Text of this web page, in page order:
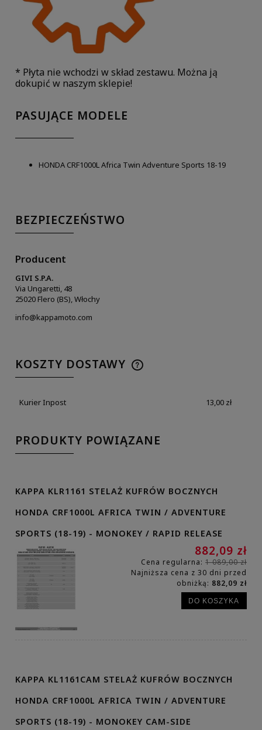
* Płyta nie wchodzi w skład zestawu. Można ją
dokupić w naszym sklepie!
PASUJĄCE MODELE
HONDA CRF1000L Africa Twin Adventure Sports 18-19
BEZPIECZEŃSTWO
Producent
GIVI S.P.A.
Via Ungaretti, 48
25020 Flero (BS), Włochy
info@kappamoto.com
KOSZTY DOSTAWY
Kurier Inpost 13,00 zł
PRODUKTY POWIĄZANE
KAPPA KLR1161 STELAŻ KUFRÓW BOCZNYCH
HONDA CRF1000L AFRICA TWIN / ADVENTURE
SPORTS (18-19) - MONOKEY / RAPID RELEASE
882,09 zł
Cena regularna: 1 089,00 zł
Najniższa cena z 30 dni przed
obniżką: 882,09 zł
DO KOSZYKA
KAPPA KL1161CAM STELAŻ KUFRÓW BOCZNYCH
HONDA CRF1000L AFRICA TWIN / ADVENTURE
SPORTS (18-19) - MONOKEY CAM-SIDE